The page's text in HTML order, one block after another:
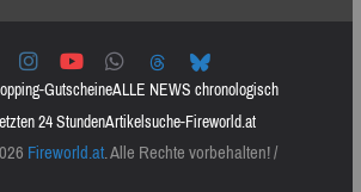
GutscheineALLE NEWS chronologisch
24 StundenArtikelsuche-Fireworld.at
Fireworld.at. Alle Rechte vorbehalten! /